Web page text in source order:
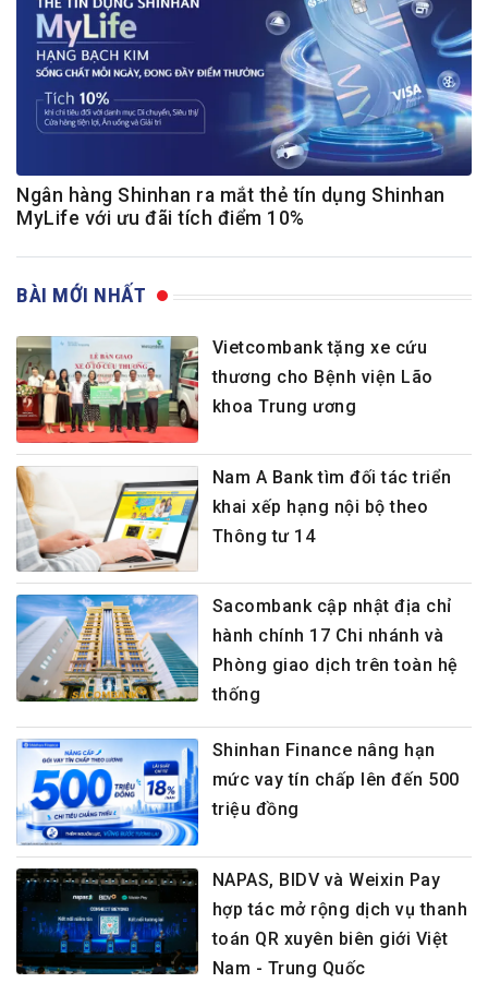
Ngân hàng Shinhan ra mắt thẻ tín dụng Shinhan
MyLife với ưu đãi tích điểm 10%
BÀI MỚI NHẤT
Vietcombank tặng xe cứu
thương cho Bệnh viện Lão
khoa Trung ương
Nam A Bank tìm đối tác triển
khai xếp hạng nội bộ theo
Thông tư 14
Sacombank cập nhật địa chỉ
hành chính 17 Chi nhánh và
Phòng giao dịch trên toàn hệ
thống
Shinhan Finance nâng hạn
mức vay tín chấp lên đến 500
triệu đồng
NAPAS, BIDV và Weixin Pay
hợp tác mở rộng dịch vụ thanh
toán QR xuyên biên giới Việt
Nam - Trung Quốc